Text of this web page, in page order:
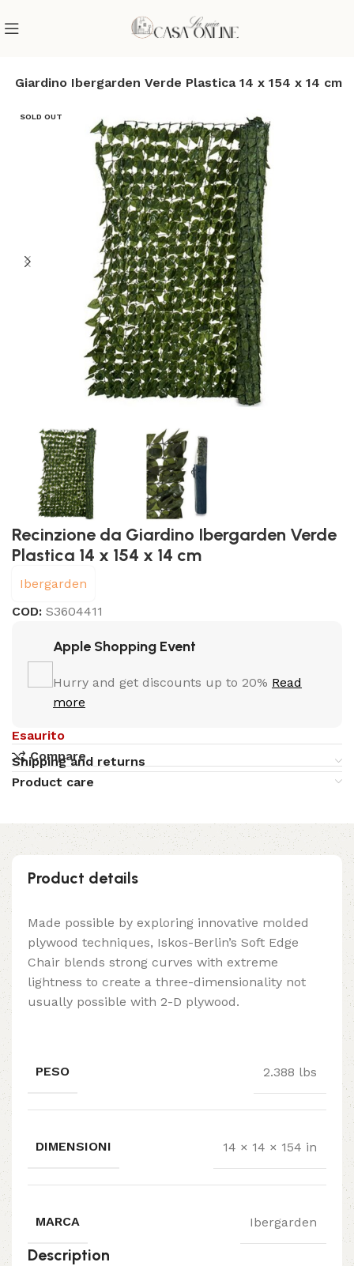
Giardino Ibergarden Verde Plastica 14 x 154 x 14 cm
SOLD OUT
Recinzione da Giardino Ibergarden Verde
Plastica 14 x 154 x 14 cm
Ibergarden
COD:S3604411
Apple Shopping Event
Hurry and get discounts up to 20% Read
more
Esaurito
Compare
Shipping and returns
Product care
Product details
Made possible by exploring innovative molded
plywood techniques, Iskos-Berlin’s Soft Edge
Chair blends strong curves with extreme
lightness to create a three-dimensionality not
usually possible with 2-D plywood.
PESO 2.388 lbs
DIMENSIONI 14 × 14 × 154 in
MARCA Ibergarden
Description